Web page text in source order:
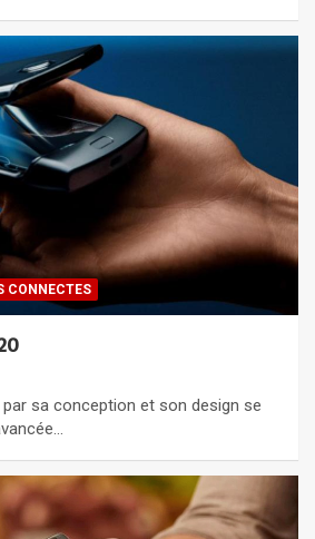
CONNECTES
sa conception et son design se